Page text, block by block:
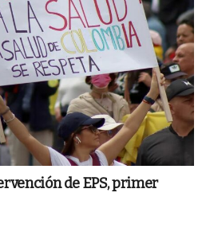
de EPS, primer